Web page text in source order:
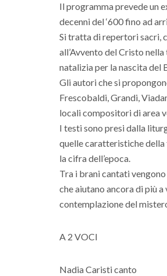
Il programma prevede un
decenni del ‘600 fino ad
Si tratta di repertori sacri,
all’Avvento del Cristo
natalizia per la nascita del
Gli autori che si
Frescobaldi, Grandi,
locali compositori di area
I testi sono presi dalla
quelle caratteristiche della
la cifra dell’epoca.
Tra i brani cantati
che aiutano ancora di più
contemplazione del
A 2 VOCI
Nadia Caristi canto